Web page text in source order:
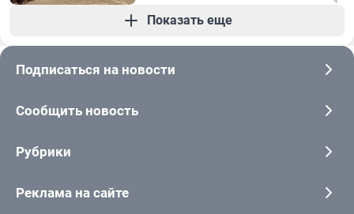
Показать еще
Подписаться на новости
Сообщить новость
Рубрики
Реклама на сайте